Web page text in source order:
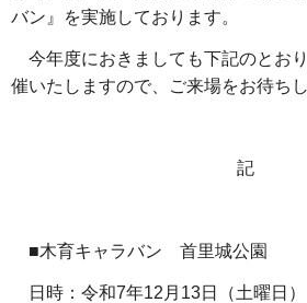
バン』を実施しております。
今年度におきましても下記のとお
催いたしますので、ご来場をお待ち
記
■木育キャラバン 首里城公園
日時：令和7年12月13日（土曜日